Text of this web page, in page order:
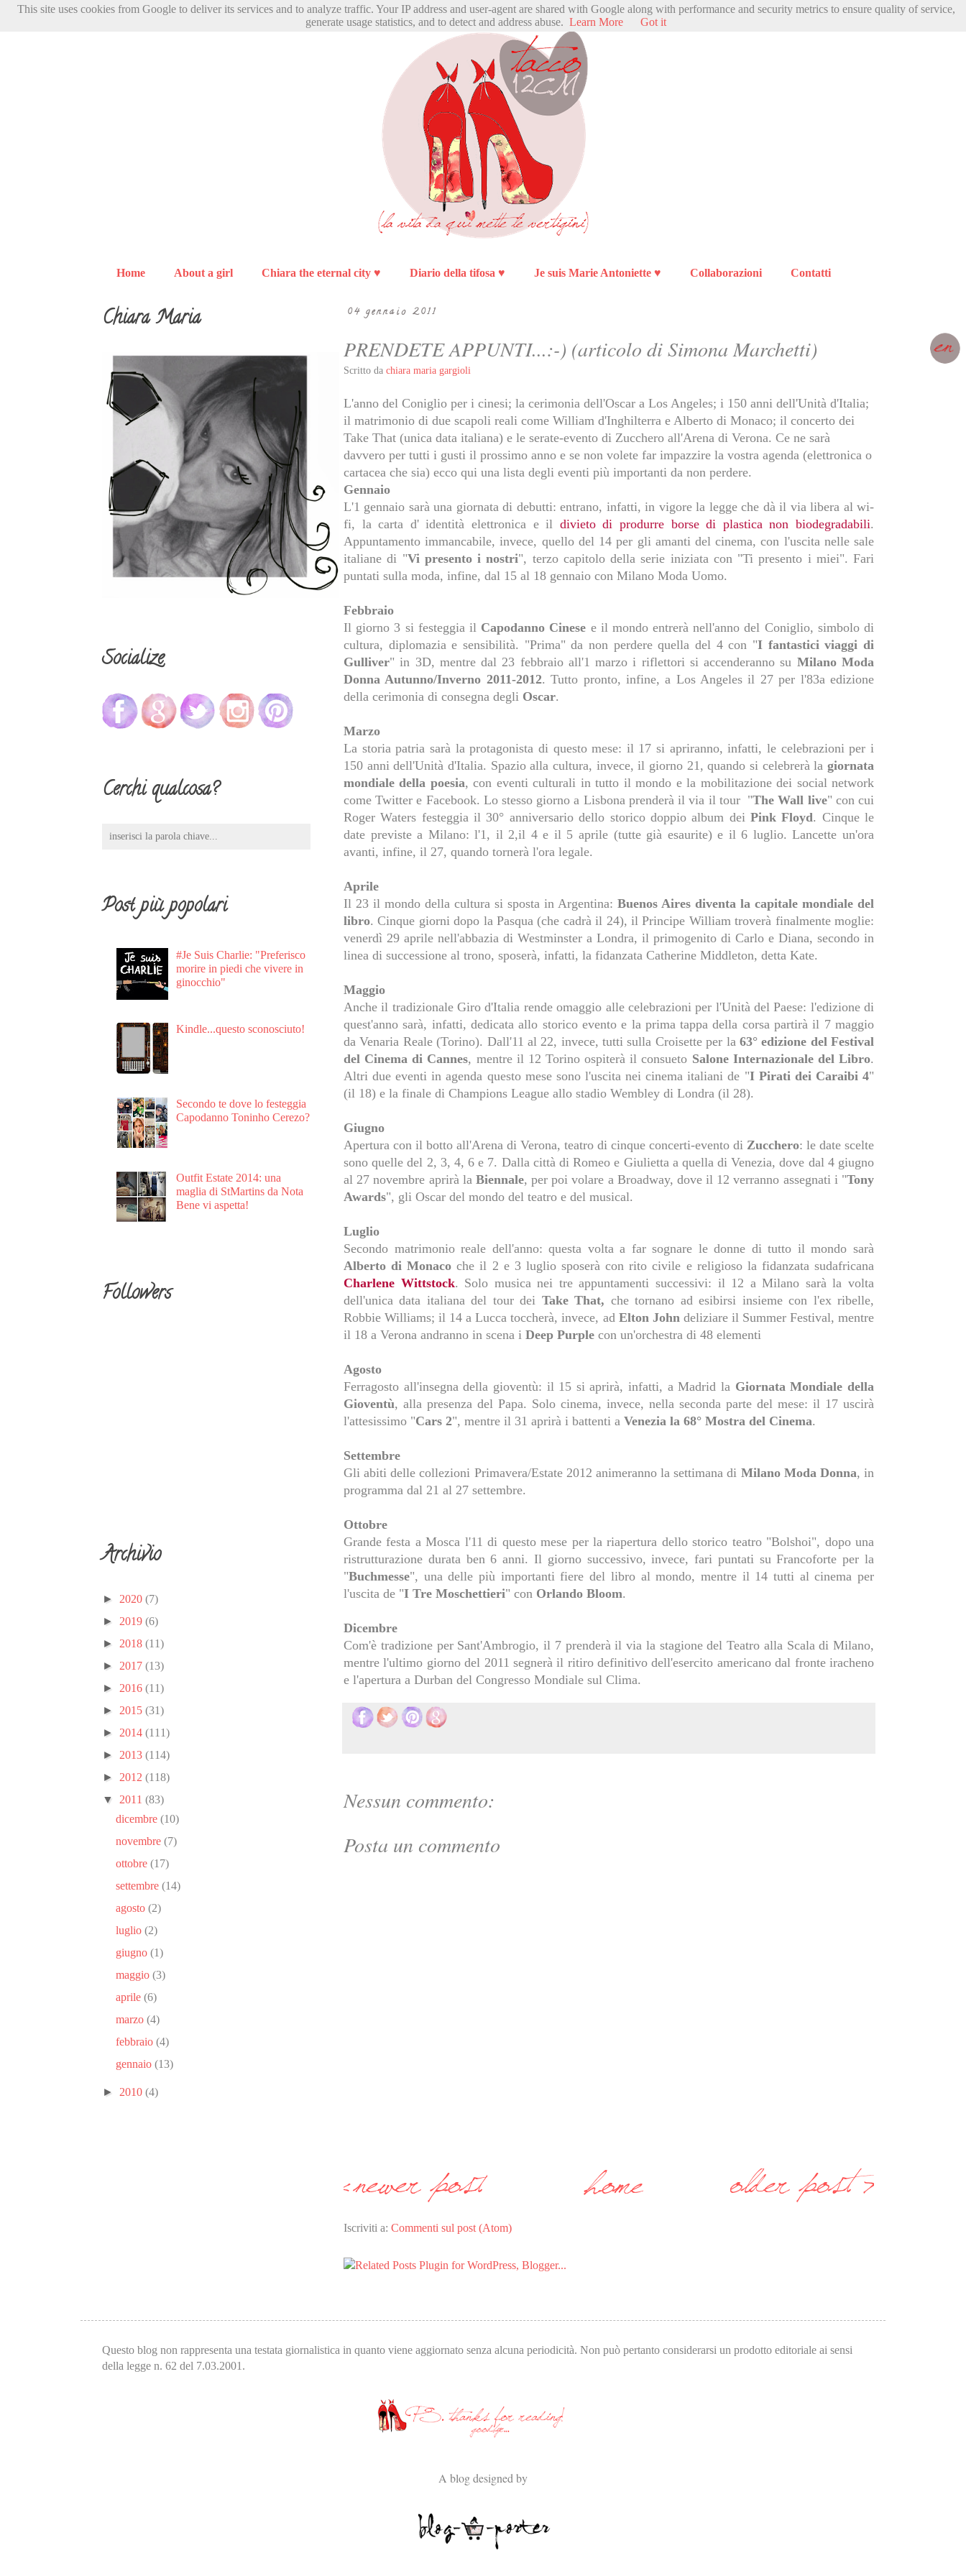
Home About a girl Chiara the eternal city ♥ Diario della tifosa ♥ Je suis Marie Antoniette ♥ Collaborazioni Contatti
04 gennaio 2011
PRENDETE APPUNTI...:-) (articolo di Simona Marchetti)
Scritto da chiara maria gargioli
L'anno del Coniglio per i cinesi; la cerimonia dell'Oscar a Los Angeles; i 150 anni dell'Unità d'Italia;
il matrimonio di due scapoli reali come William d'Inghilterra e Alberto di Monaco; il concerto dei
Take That (unica data italiana) e le serate-evento di Zucchero all'Arena di Verona. Ce ne sarà
davvero per tutti i gusti il prossimo anno e se non volete far impazzire la vostra agenda (elettronica o
cartacea che sia) ecco qui una lista degli eventi più importanti da non perdere.
Gennaio
L'1 gennaio sarà una giornata di debutti: entrano, infatti, in vigore la legge che dà il via libera al wi-
fi, la carta d' identità elettronica e il divieto di produrre borse di plastica non biodegradabili.
Appuntamento immancabile, invece, quello del 14 per gli amanti del cinema, con l'uscita nelle sale
italiane di "Vi presento i nostri", terzo capitolo della serie iniziata con "Ti presento i miei". Fari
puntati sulla moda, infine, dal 15 al 18 gennaio con Milano Moda Uomo.
Febbraio
Il giorno 3 si festeggia il Capodanno Cinese e il mondo entrerà nell'anno del Coniglio, simbolo di
cultura, diplomazia e sensibilità. "Prima" da non perdere quella del 4 con "I fantastici viaggi di
Gulliver" in 3D, mentre dal 23 febbraio all'1 marzo i riflettori si accenderanno su Milano Moda
Donna Autunno/Inverno 2011-2012. Tutto pronto, infine, a Los Angeles il 27 per l'83a edizione
della cerimonia di consegna degli Oscar.
Marzo
La storia patria sarà la protagonista di questo mese: il 17 si apriranno, infatti, le celebrazioni per i
150 anni dell'Unità d'Italia. Spazio alla cultura, invece, il giorno 21, quando si celebrerà la giornata
mondiale della poesia, con eventi culturali in tutto il mondo e la mobilitazione dei social network
come Twitter e Facebook. Lo stesso giorno a Lisbona prenderà il via il tour "The Wall live" con cui
Roger Waters festeggia il 30° anniversario dello storico doppio album dei Pink Floyd. Cinque le
date previste a Milano: l'1, il 2,il 4 e il 5 aprile (tutte già esaurite) e il 6 luglio. Lancette un'ora
avanti, infine, il 27, quando tornerà l'ora legale.
Aprile
Il 23 il mondo della cultura si sposta in Argentina: Buenos Aires diventa la capitale mondiale del
libro. Cinque giorni dopo la Pasqua (che cadrà il 24), il Principe William troverà finalmente moglie:
venerdì 29 aprile nell'abbazia di Westminster a Londra, il primogenito di Carlo e Diana, secondo in
linea di successione al trono, sposerà, infatti, la fidanzata Catherine Middleton, detta Kate.
Maggio
Anche il tradizionale Giro d'Italia rende omaggio alle celebrazioni per l'Unità del Paese: l'edizione di
quest'anno sarà, infatti, dedicata allo storico evento e la prima tappa della corsa partirà il 7 maggio
da Venaria Reale (Torino). Dall'11 al 22, invece, tutti sulla Croisette per la 63° edizione del Festival
del Cinema di Cannes, mentre il 12 Torino ospiterà il consueto Salone Internazionale del Libro.
Altri due eventi in agenda questo mese sono l'uscita nei cinema italiani de "I Pirati dei Caraibi 4"
(il 18) e la finale di Champions League allo stadio Wembley di Londra (il 28).
Giugno
Apertura con il botto all'Arena di Verona, teatro di cinque concerti-evento di Zucchero: le date scelte
sono quelle del 2, 3, 4, 6 e 7. Dalla città di Romeo e Giulietta a quella di Venezia, dove dal 4 giugno
al 27 novembre aprirà la Biennale, per poi volare a Broadway, dove il 12 verranno assegnati i "Tony
Awards", gli Oscar del mondo del teatro e del musical.
Luglio
Secondo matrimonio reale dell'anno: questa volta a far sognare le donne di tutto il mondo sarà
Alberto di Monaco che il 2 e 3 luglio sposerà con rito civile e religioso la fidanzata sudafricana
Charlene Wittstock. Solo musica nei tre appuntamenti successivi: il 12 a Milano sarà la volta
dell'unica data italiana del tour dei Take That, che tornano ad esibirsi insieme con l'ex ribelle,
Robbie Williams; il 14 a Lucca toccherà, invece, ad Elton John deliziare il Summer Festival, mentre
il 18 a Verona andranno in scena i Deep Purple con un'orchestra di 48 elementi
Agosto
Ferragosto all'insegna della gioventù: il 15 si aprirà, infatti, a Madrid la Giornata Mondiale della
Gioventù, alla presenza del Papa. Solo cinema, invece, nella seconda parte del mese: il 17 uscirà
l'attesissimo "Cars 2", mentre il 31 aprirà i battenti a Venezia la 68° Mostra del Cinema.
Settembre
Gli abiti delle collezioni Primavera/Estate 2012 animeranno la settimana di Milano Moda Donna, in
programma dal 21 al 27 settembre.
Ottobre
Grande festa a Mosca l'11 di questo mese per la riapertura dello storico teatro "Bolshoi", dopo una
ristrutturazione durata ben 6 anni. Il giorno successivo, invece, fari puntati su Francoforte per la
"Buchmesse", una delle più importanti fiere del libro al mondo, mentre il 14 tutti al cinema per
l'uscita de "I Tre Moschettieri" con Orlando Bloom.
Dicembre
Com'è tradizione per Sant'Ambrogio, il 7 prenderà il via la stagione del Teatro alla Scala di Milano,
mentre l'ultimo giorno del 2011 segnerà il ritiro definitivo dell'esercito americano dal fronte iracheno
e l'apertura a Durban del Congresso Mondiale sul Clima.
Nessun commento:
Posta un commento
Iscriviti a: Commenti sul post (Atom)
Chiara Maria
Socialize
Cerchi qualcosa?
Post più popolari
#Je Suis Charlie: "Preferisco
morire in piedi che vivere in
ginocchio"
Kindle...questo sconosciuto!
Secondo te dove lo festeggia
Capodanno Toninho Cerezo?
Outfit Estate 2014: una
maglia di StMartins da Nota
Bene vi aspetta!
Followers
Archivio
► 2020 (7)
► 2019 (6)
► 2018 (11)
► 2017 (13)
► 2016 (11)
► 2015 (31)
► 2014 (111)
► 2013 (114)
► 2012 (118)
▼ 2011 (83)
dicembre(10)
novembre(7)
ottobre(17)
settembre(14)
agosto(2)
luglio(2)
giugno(1)
maggio(3)
aprile(6)
marzo(4)
febbraio(4)
gennaio(13)
► 2010 (4)
Questo blog non rappresenta una testata giornalistica in quanto viene aggiornato senza alcuna periodicità. Non può pertanto considerarsi un prodotto editoriale ai sensi
della legge n. 62 del 7.03.2001.
A blog designed by
This site uses cookies from Google to deliver its services and to analyze traffic. Your IP address and user-agent are shared with Google along with performance and security metrics to ensure quality of service,
generate usage statistics, and to detect and address abuse. Learn More Got it